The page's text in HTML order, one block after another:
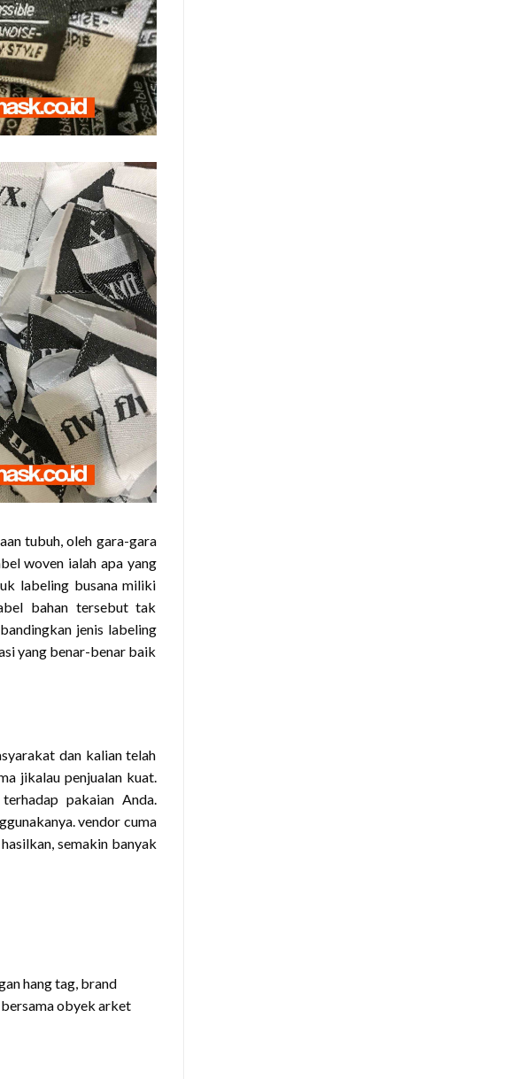
tubuh, oleh gara-gara
woven ialah apa yang
labeling busana miliki
bahan tersebut tak
jenis labeling
yang benar-benar baik
dan kalian telah
jikalau penjualan kuat.
pakaian Anda.
vendor cuma
semakin banyak
hang tag, brand
obyek arket